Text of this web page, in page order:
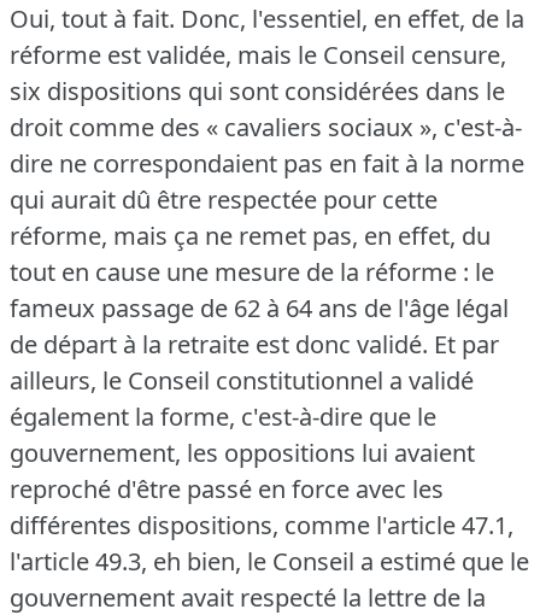
Oui, tout à fait. Donc, l'essentiel, en effet, de la
réforme est validée, mais le Conseil censure,
six dispositions qui sont considérées dans le
droit comme des « cavaliers sociaux », c'est-à-
dire ne correspondaient pas en fait à la norme
qui aurait dû être respectée pour cette
réforme, mais ça ne remet pas, en effet, du
tout en cause une mesure de la réforme : le
fameux passage de 62 à 64 ans de l'âge légal
de départ à la retraite est donc validé. Et par
ailleurs, le Conseil constitutionnel a validé
également la forme, c'est-à-dire que le
gouvernement, les oppositions lui avaient
reproché d'être passé en force avec les
différentes dispositions, comme l'article 47.1,
l'article 49.3, eh bien, le Conseil a estimé que le
gouvernement avait respecté la lettre de la